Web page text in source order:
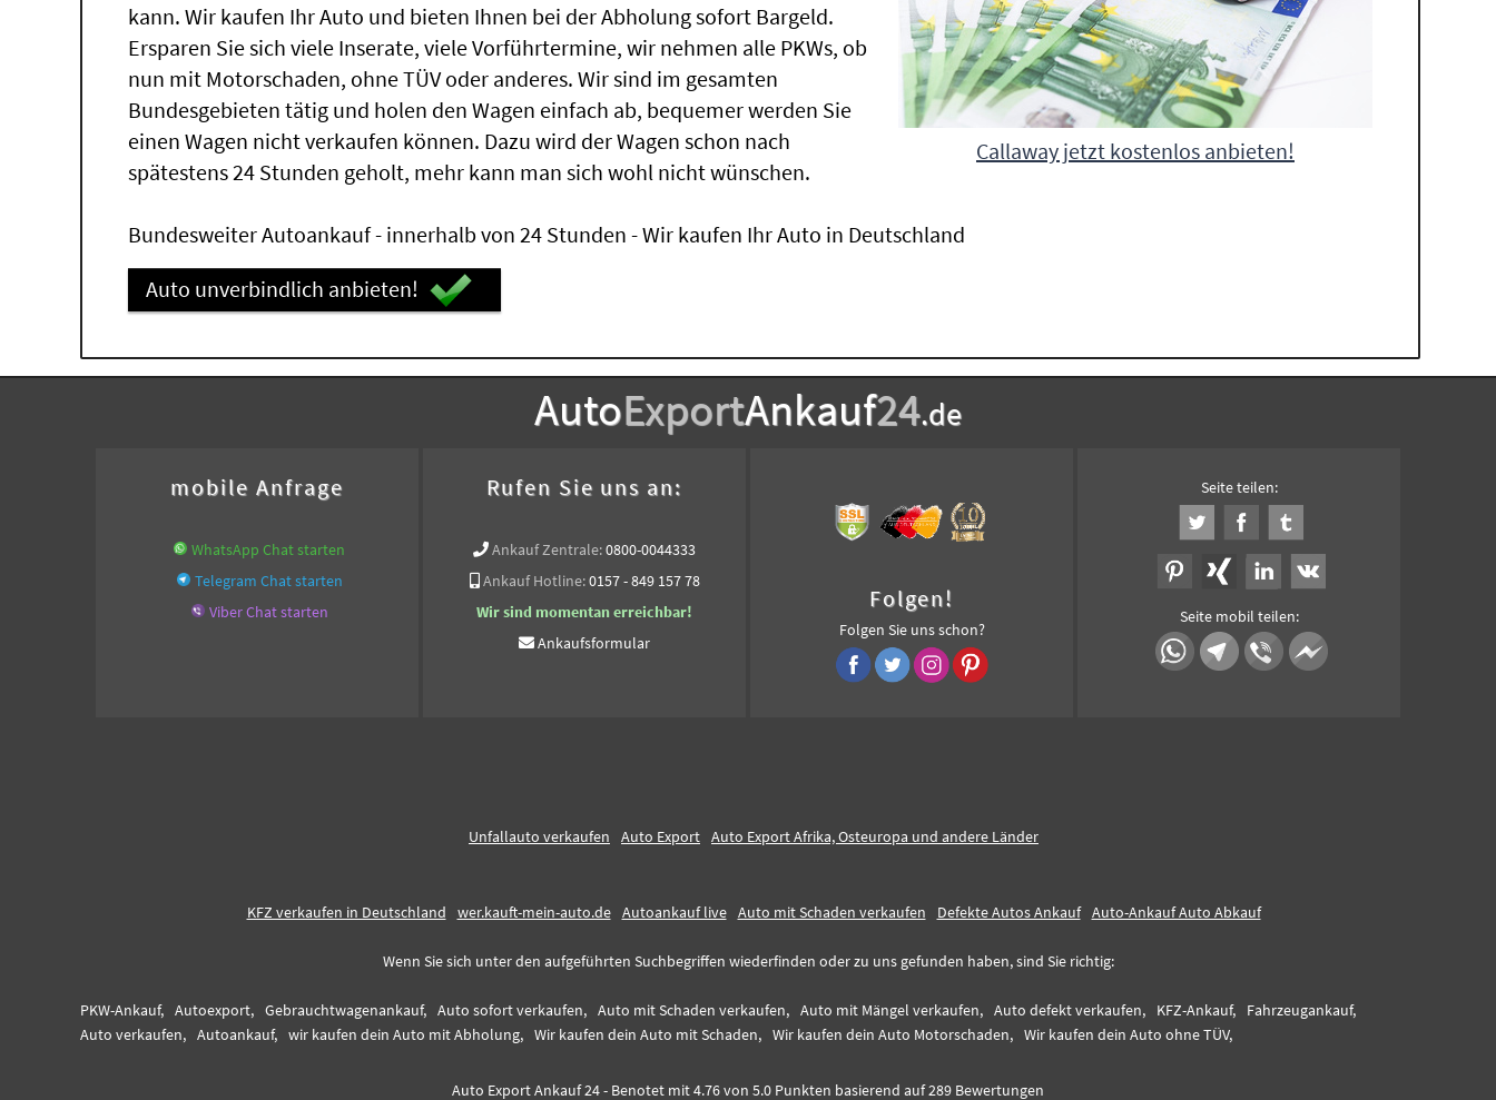
Callaway jetzt kostenlos anbieten!
kann. Wir kaufen Ihr Auto und bieten Ihnen bei der Abholung sofort Bargeld.
Ersparen Sie sich viele Inserate, viele Vorführtermine, wir nehmen alle PKWs, ob
nun mit Motorschaden, ohne TÜV oder anderes. Wir sind im gesamten
Bundesgebieten tätig und holen den Wagen einfach ab, bequemer werden Sie
einen Wagen nicht verkaufen können. Dazu wird der Wagen schon nach
spätestens 24 Stunden geholt, mehr kann man sich wohl nicht wünschen.
Bundesweiter Autoankauf - innerhalb von 24 Stunden - Wir kaufen Ihr Auto in Deutschland
Auto unverbindlich anbieten!
AutoExportAnkauf24.de
mobile Anfrage
WhatsApp Chat starten
Telegram Chat starten
Viber Chat starten
Rufen Sie uns an:
Ankauf Zentrale:0800-0044333
Ankauf Hotline:0157 - 849 157 78
Wir sind momentan erreichbar!
Ankaufsformular
Folgen!
Folgen Sie uns schon?
Seite teilen:
Seite mobil teilen:
Unfallauto verkaufen Auto Export Auto Export Afrika, Osteuropa und andere Länder
KFZ verkaufen in Deutschland wer.kauft-mein-auto.de Autoankauf live Auto mit Schaden verkaufen Defekte Autos Ankauf Auto-Ankauf Auto Abkauf
Wenn Sie sich unter den aufgeführten Suchbegriffen wiederfinden oder zu uns gefunden haben, sind Sie richtig:
PKW-Ankauf, Autoexport, Gebrauchtwagenankauf, Auto sofort verkaufen, Auto mit Schaden verkaufen, Auto mit Mängel verkaufen, Auto defekt verkaufen, KFZ-Ankauf,
Fahrzeugankauf,
Auto verkaufen, Autoankauf, wir kaufen dein Auto mit Abholung, Wir kaufen dein Auto mit Schaden, Wir kaufen dein Auto Motorschaden, Wir kaufen dein Auto ohne TÜV,
Auto Export Ankauf 24- Benotet mit4.76von 5.0 Punkten basierend auf289 Bewertungen